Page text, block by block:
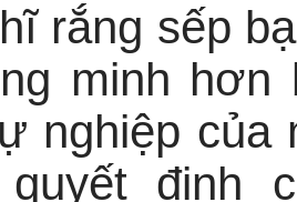
rắng sếp
minh
nghiệp của
quyết định